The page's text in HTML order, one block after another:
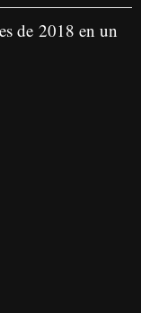
de 2018 en un